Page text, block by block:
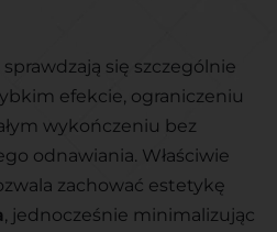
się szczególnie
efekcie, ograniczeniu
wykończeniu bez
odnawiania. Właściwie
zachować estetykę
, jednocześnie minimalizując